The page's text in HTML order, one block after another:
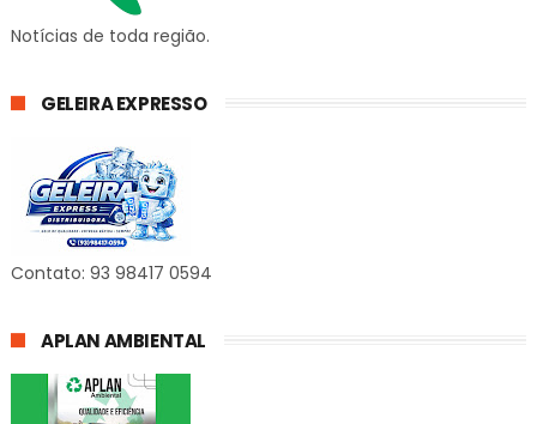
Notícias de toda região.
GELEIRA EXPRESSO
Contato: 93 98417 0594
APLAN AMBIENTAL